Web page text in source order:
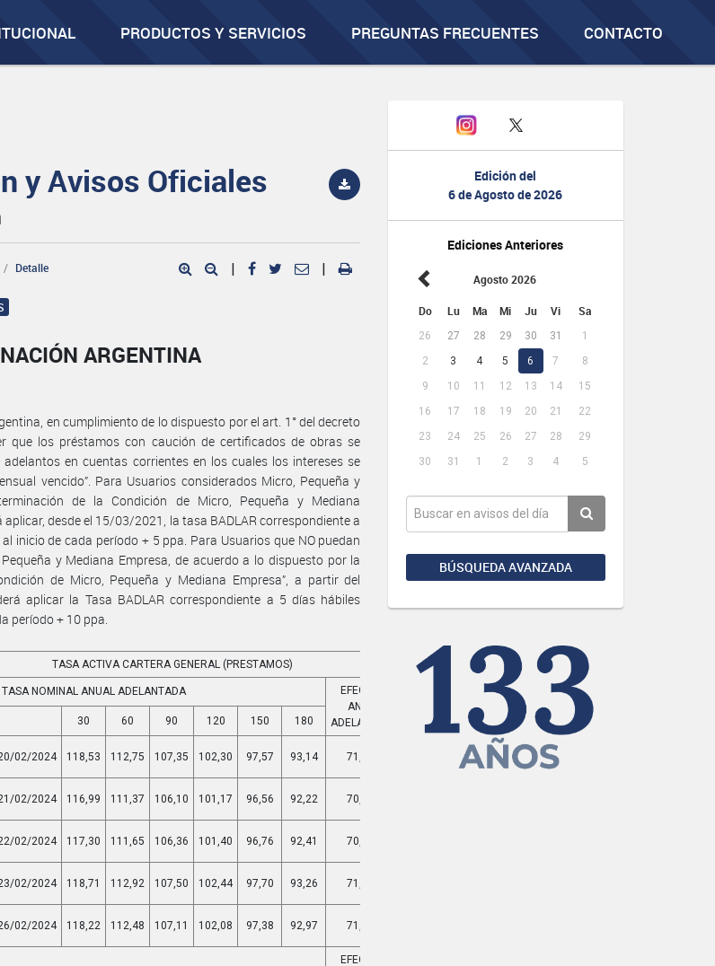
PRODUCTOS Y SERVICIOS PREGUNTAS FRECUENTES CONTACTO
Edición del
6 de Agosto de 2026
Ediciones Anteriores
Agosto 2026
Do Lu Ma Mi Ju Vi Sa
26 27 28 29 30 31
1
2
3 4 5 6 7
8
9
10 11 12 13 14
15
16
17 18 19 20 21
22
23
24 25 26 27 28
29
30
31 1 2 3 4 5
BÚSQUEDA AVANZADA
y Avisos Oficiales
Detalle | |
ARGENTINA
en cumplimiento de lo dispuesto por el art. 1° del decreto
que los préstamos con caución de certificados de obras se
en cuentas corrientes en los cuales los intereses se
vencido”. Para Usuarios considerados Micro, Pequeña y
de la Condición de Micro, Pequeña y Mediana
aplicar, desde el 15/03/2021, la tasa BADLAR correspondiente a
inicio de cada período + 5 ppa. Para Usuarios que NO puedan
y Mediana Empresa, de acuerdo a lo dispuesto por la
de Micro, Pequeña y Mediana Empresa”, a partir del
aplicar la Tasa BADLAR correspondiente a 5 días hábiles
período + 10 ppa.
TASA ACTIVA CARTERA GENERAL (PRESTAMOS)
TASA NOMINAL ANUAL ADELANTADA
EFECTIVA
ANUAL
ADELANTADA
ADELANTADA
30 60 90 120 150 180
02/2024 118,53 112,75 107,35 102,30 97,57 93,14 71,26%
02/2024 116,99 111,37 106,10 101,17 96,56 92,22 70,77%
02/2024 117,30 111,65 106,36 101,40 96,76 92,41 70,87%
02/2024 118,71 112,92 107,50 102,44 97,70 93,26 71,32%
02/2024 118,22 112,48 107,11 102,08 97,38 92,97 71,17%
EFECTIVA